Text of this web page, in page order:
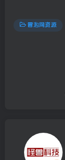
冒泡网资源